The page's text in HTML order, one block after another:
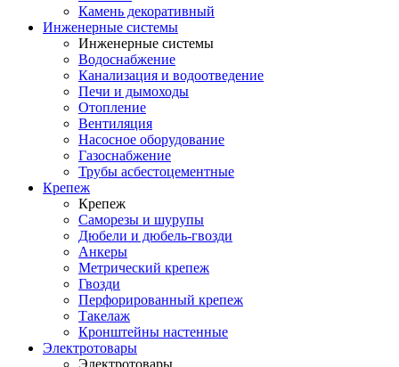
Камень декоративный
Инженерные системы
Инженерные системы
Водоснабжение
Канализация и водоотведение
Печи и дымоходы
Отопление
Вентиляция
Насосное оборудование
Газоснабжение
Трубы асбестоцементные
Крепеж
Крепеж
Саморезы и шурупы
Дюбели и дюбель-гвозди
Анкеры
Метрический крепеж
Гвозди
Перфорированный крепеж
Такелаж
Кронштейны настенные
Электротовары
Электротовары